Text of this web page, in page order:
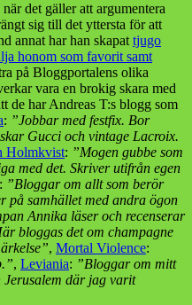
det gäller att argumentera
sig till det yttersta för att
annat har han skapat tjugo
honom som favorit samt
på Bloggportalens olika
vara en brokig skara med
de har Andreas T:s blogg som
: ”Jobbar med festfix. Bor
Gucci och vintage Lacroix.
Holmkvist: ”Mogen gubbe som
med det. Skriver utifrån egen
”Bloggar om allt som berör
på samhället med andra ögon
Annika läser och recenserar
bloggas det om champagne
, Mortal Violence:
, Leviania: ”Bloggar om mitt
Jerusalem där jag varit